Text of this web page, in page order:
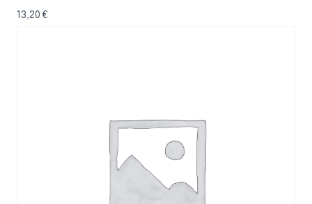
13,20 €